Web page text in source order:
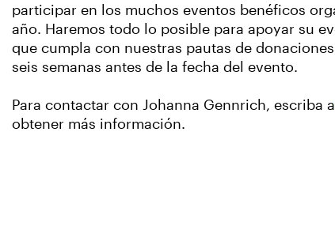
participar en los muchos eventos benéficos
año. Haremos todo lo posible para apoyar su
que cumpla con nuestras pautas de
seis semanas antes de la fecha del evento.
Para contactar con Johanna Gennrich, escriba a
obtener más información.